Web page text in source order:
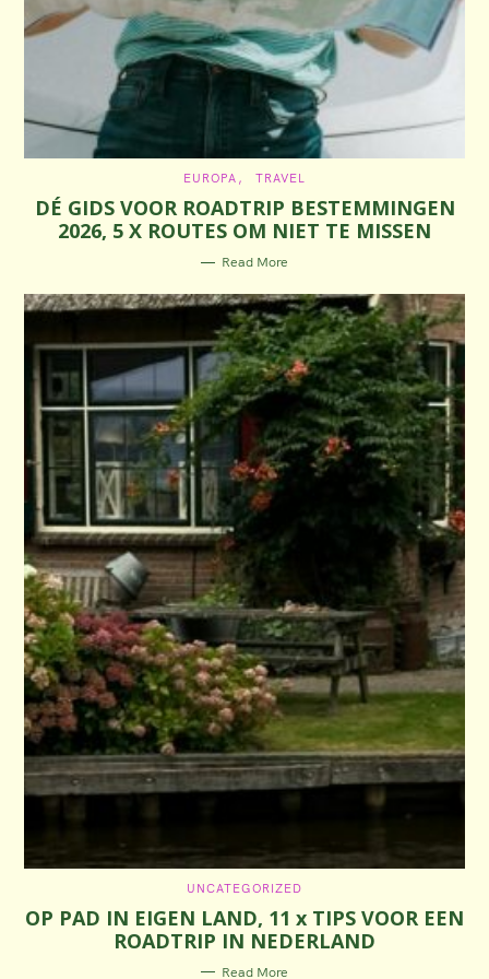
T
E
G
O
R
I
S
EUROPA TRAVEL
DÉ GIDS VOOR ROADTRIP BESTEMMINGEN
2026, 5 X ROUTES OM NIET TE MISSEN
Read More
C
T
E
G
O
R
UNCATEGORIZED
OP PAD IN EIGEN LAND, 11 x TIPS VOOR EEN
ROADTRIP IN NEDERLAND
Read More